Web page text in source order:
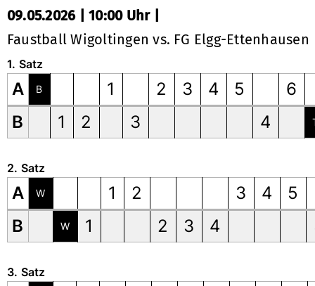
09.05.2026 | 10:00 Uhr |
Faustball Wigoltingen vs. FG Elgg-Ettenhausen
1. Satz
A B 1 2 3 4 5
6
B
1 2 3 4
2. Satz
A W 1 2 3 4
5
B
W 1 2 3 4
3. Satz